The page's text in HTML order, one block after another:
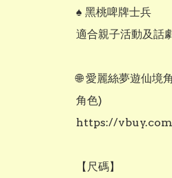
♠️ 黑桃啤牌士兵
適合親子活動及話
🌐 愛麗絲夢遊仙境
角色)
https://
【尺碼】